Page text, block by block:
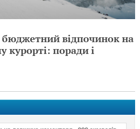
відпочинок на
курорті: поради і